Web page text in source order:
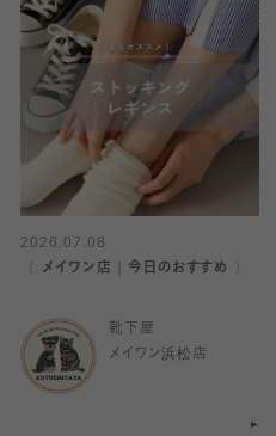
2026.07.08
〈 メイワン店｜今日のおすすめ 〉
靴下屋
メイワン浜松店